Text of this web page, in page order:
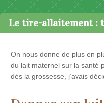
Le tire-allaitement :
On nous donne de plus en
du lait maternel sur la santé
dès la grossesse, j’avais